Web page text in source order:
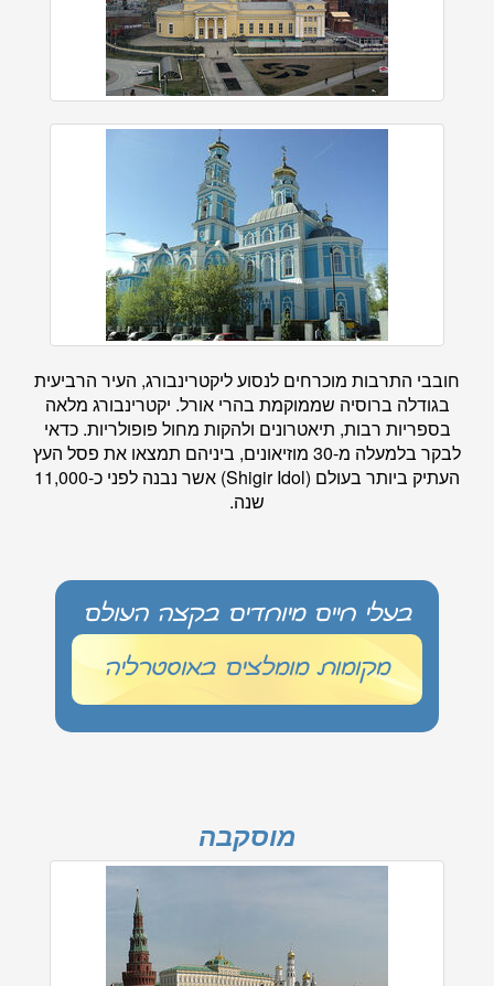
חובבי התרבות מוכרחים לנסוע ליקטרינבורג, העיר הרביעית
בגודלה ברוסיה שממוקמת בהרי אורל. יקטרינבורג מלאה
בספריות רבות, תיאטרונים ולהקות מחול פופולריות. כדאי
לבקר בלמעלה מ-30 מוזיאונים, ביניהם תמצאו את פסל העץ
העתיק ביותר בעולם (Shigir Idol) אשר נבנה לפני כ-11,000
שנה.
בעלי חיים מיוחדים בקצה העולם
מקומות מומלצים באוסטרליה
מוסקבה